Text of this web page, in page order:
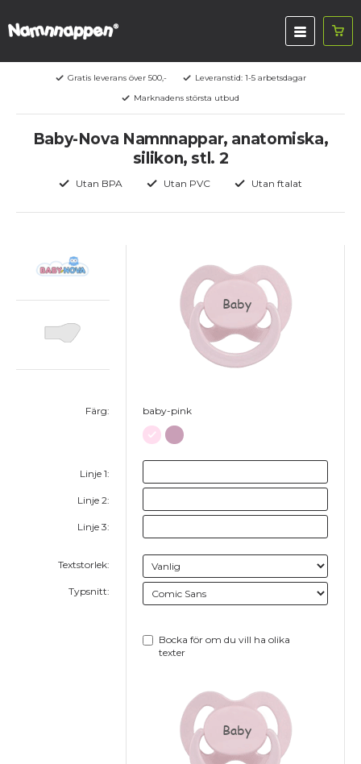
Gratis leverans över 500,-
Leveranstid: 1-5 arbetsdagar
Marknadens största utbud
Baby-Nova Namnnappar, anatomiska,
silikon, stl. 2
Utan BPA Utan PVC Utan ftalat
Färg:
Linje 1:
Linje 2:
Linje 3:
Textstorlek:
Typsnitt:
Baby
baby-pink
Bocka för om du vill ha olika
texter
Baby